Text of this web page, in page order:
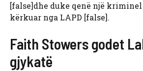
[false]dhe duke qenë një
kërkuar nga LAPD [false].
Faith Stowers godet
gjykatë